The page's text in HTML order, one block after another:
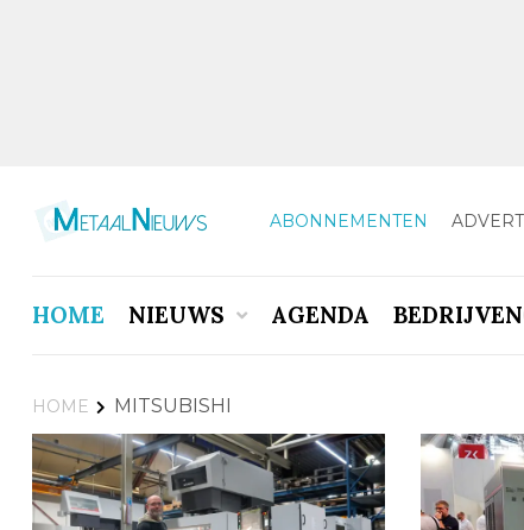
ABONNEMENTEN
HOME NIEUWS AGENDA
HOME MITSUBISHI